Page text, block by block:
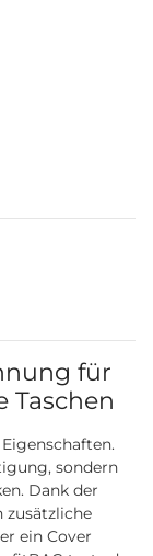
für
Taschen
sondern
Dank der
zusätzliche
ein Cover